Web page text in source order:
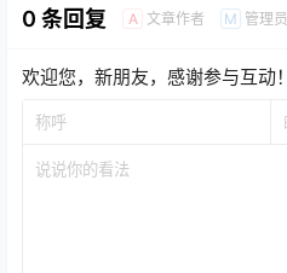
0 条回复 A 文章作者 M 管理员
欢迎您，新朋友，感谢参与互动！